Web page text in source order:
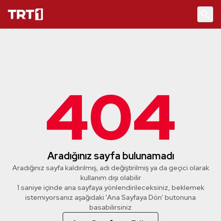
404
Aradığınız sayfa bulunamadı
Aradığınız sayfa kaldırılmış, adı değiştirilmiş ya da geçici olarak
kullanım dışı olabilir
1 saniye içinde ana sayfaya yönlendirileceksiniz, beklemek
istemiyorsanız aşağıdaki 'Ana Sayfaya Dön' butonuna
basabilirsiniz